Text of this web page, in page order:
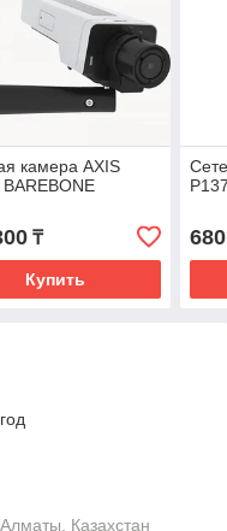
камера AXIS
₸
Купить
Казахстан